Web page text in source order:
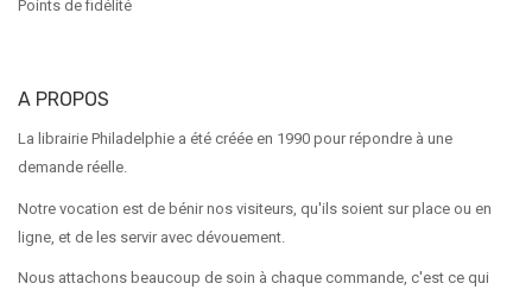
Points de fidélité
A PROPOS
La librairie Philadelphie a été créée en 1990 pour répondre à une
demande réelle.
Notre vocation est de bénir nos visiteurs, qu'ils soient sur place ou en
ligne, et de les servir avec dévouement.
Nous attachons beaucoup de soin à chaque commande, c'est ce qui